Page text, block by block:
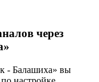
через
- Балашиха» вы